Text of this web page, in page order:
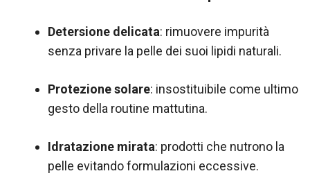
Detersione delicata: rimuovere impurità
senza privare la pelle dei suoi lipidi naturali.
Protezione solare: insostituibile come ultimo
gesto della routine mattutina.
Idratazione mirata: prodotti che nutrono la
pelle evitando formulazioni eccessive.